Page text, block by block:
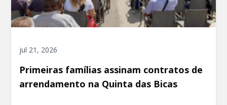
jul 21, 2026
Primeiras famílias assinam contratos de
arrendamento na Quinta das Bicas